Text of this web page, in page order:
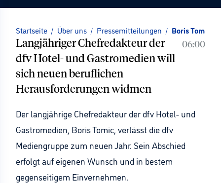
Startseite / Über uns / Pressemitteilungen / Boris Tomic
Langjähriger Chefredakteur der
dfv Hotel- und Gastromedien will
sich neuen beruflichen
Herausforderungen widmen
06:00
Der langjährige Chefredakteur der dfv Hotel- und
Gastromedien, Boris Tomic, verlässt die dfv
Mediengruppe zum neuen Jahr. Sein Abschied
erfolgt auf eigenen Wunsch und in bestem
gegenseitigem Einvernehmen.